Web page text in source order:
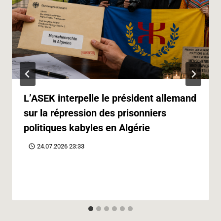
L’ASEK interpelle le président allemand
sur la répression des prisonniers
politiques kabyles en Algérie
24.07.2026 23:33